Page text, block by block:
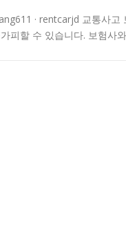
· rentcarjd 교통사
피할 수 있습니다. 보험사